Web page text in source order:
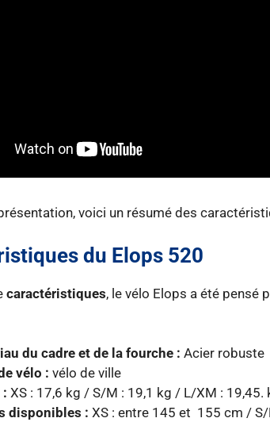
voici un résumé des
du Elops 520
caractéristiques, le vélo Elops a été pensé
du cadre et de la fourche : Acier robuste
vélo : vélo de ville
: XS : 17,6 kg / S/M : 19,1 kg / L/XM : 19,45.
disponibles : XS : entre 145 et 155 cm /